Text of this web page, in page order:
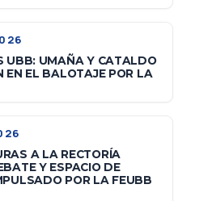
UBB: UMAÑA Y CATALDO
EN EL BALOTAJE POR LA
A LA RECTORÍA
Y ESPACIO DE
POR LA FEUBB